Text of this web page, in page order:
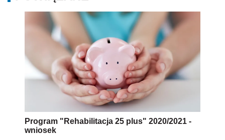
Program "Rehabilitacja 25 plus" 2020/2021 -
wniosek